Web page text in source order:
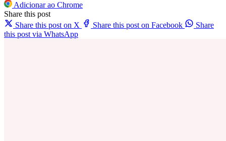
Adicionar ao Chrome
Share this post
Share this post on X
Share this post on Facebook
Share
this post via WhatsApp